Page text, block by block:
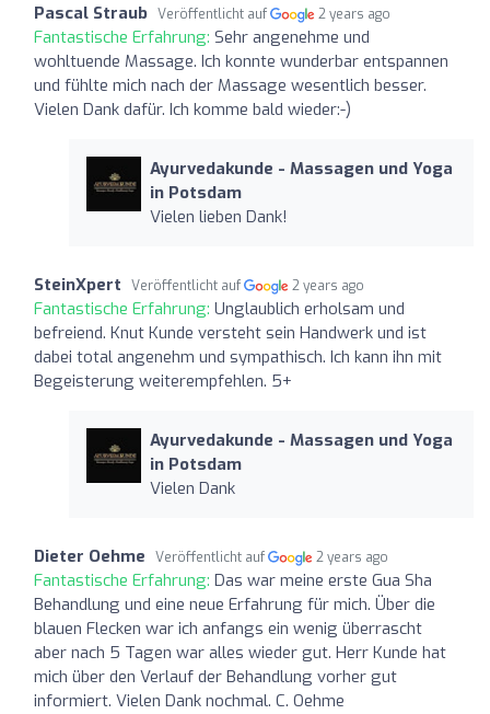
Pascal Straub Veröffentlicht auf 2 years ago
Fantastische Erfahrung: Sehr angenehme und
wohltuende Massage. Ich konnte wunderbar entspannen
und fühlte mich nach der Massage wesentlich besser.
Vielen Dank dafür. Ich komme bald wieder:-)
Ayurvedakunde - Massagen und Yoga
in Potsdam
Vielen lieben Dank!
SteinXpert Veröffentlicht auf 2 years ago
Fantastische Erfahrung: Unglaublich erholsam und
befreiend. Knut Kunde versteht sein Handwerk und ist
dabei total angenehm und sympathisch. Ich kann ihn mit
Begeisterung weiterempfehlen. 5+
Ayurvedakunde - Massagen und Yoga
in Potsdam
Vielen Dank ️
Dieter Oehme Veröffentlicht auf 2 years ago
Fantastische Erfahrung: Das war meine erste Gua Sha
Behandlung und eine neue Erfahrung für mich. Über die
blauen Flecken war ich anfangs ein wenig überrascht
aber nach 5 Tagen war alles wieder gut. Herr Kunde hat
mich über den Verlauf der Behandlung vorher gut
informiert. Vielen Dank nochmal. C. Oehme